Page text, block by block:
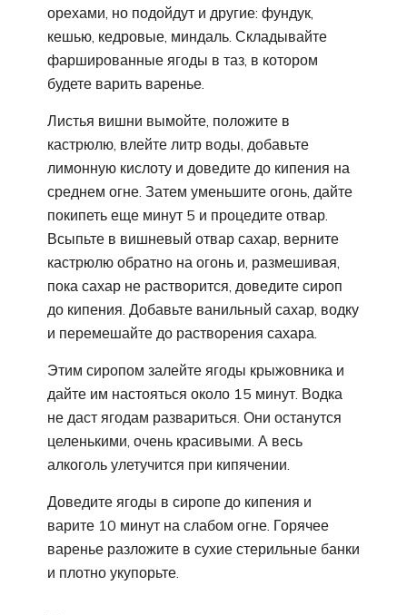
орехами, но подойдут и другие: фундук,
кешью, кедровые, миндаль. Складывайте
фаршированные ягоды в таз, в котором
будете варить варенье.
Листья вишни вымойте, положите в
кастрюлю, влейте литр воды, добавьте
лимонную кислоту и доведите до кипения на
среднем огне. Затем уменьшите огонь, дайте
покипеть еще минут 5 и процедите отвар.
Всыпьте в вишневый отвар сахар, верните
кастрюлю обратно на огонь и, размешивая,
пока сахар не растворится, доведите сироп
до кипения. Добавьте ванильный сахар, водку
и перемешайте до растворения сахара.
Этим сиропом залейте ягоды крыжовника и
дайте им настояться около 15 минут. Водка
не даст ягодам развариться. Они останутся
целенькими, очень красивыми. А весь
алкоголь улетучится при кипячении.
Доведите ягоды в сиропе до кипения и
варите 10 минут на слабом огне. Горячее
варенье разложите в сухие стерильные банки
и плотно укупорьте.